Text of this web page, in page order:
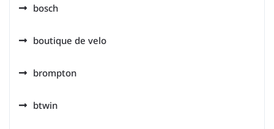
bosch
boutique de velo
brompton
btwin